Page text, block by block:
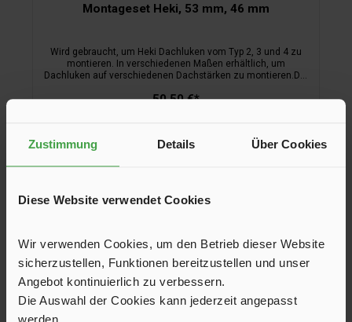
Zustimmung Details Über Cookies
Diese Website verwendet Cookies
Wir verwenden Cookies, um den Betrieb dieser Website
sicherzustellen, Funktionen bereitzustellen und unser
Angebot kontinuierlich zu verbessern.
Die Auswahl der Cookies kann jederzeit angepasst
werden.
Montageset Heki, 53 mm, 46 mm
Wird gebraucht, um Heki Dachluken vom Typ 2, 3 und 4 zu
montieren. In verschiedenen Maßen erhältlich, um
Dachluken auf verschiedenen Dachstärken zu montieren.Die
Maß zuzuschneiden.
50,50 €*
In den Warenkorb